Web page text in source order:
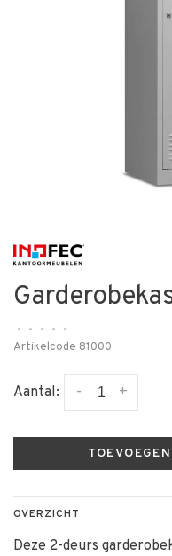
• • • •
•
Artikelcode 81000
Aantal: +
-
OVERZICHT
Deze 2-deurs